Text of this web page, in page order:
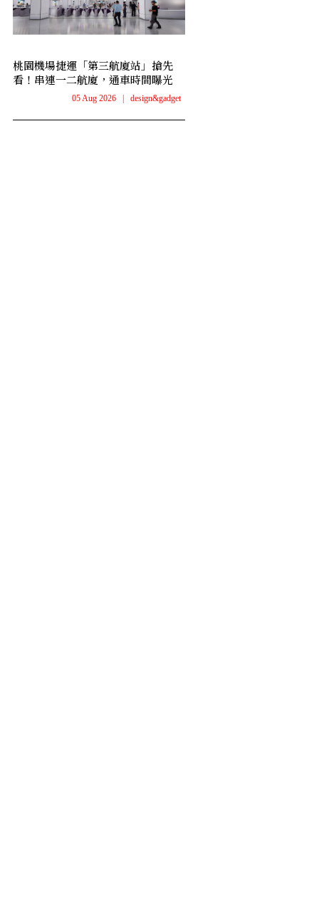
桃園機場捷運「第三航廈站」搶先
看！串連一二航廈，通車時間曝光
05 Aug 2026 design&gadget